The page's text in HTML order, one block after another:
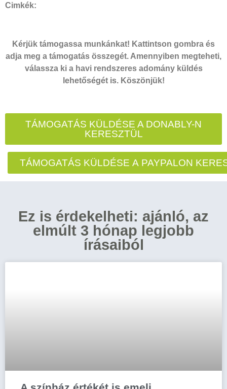
Cimkék:
Kérjük támogassa munkánkat! Kattintson gombra és
adja meg a támogatás összegét. Amennyiben megteheti,
válassza ki a havi rendszeres adomány küldés
lehetőségét is. Köszönjük!
TÁMOGATÁS KÜLDÉSE A DONABLY-N
KERESZTÜL
TÁMOGATÁS KÜLDÉSE A PAYPALON
Ez is érdekelheti: ajánló, az
elmúlt 3 hónap legjobb
írásaiból